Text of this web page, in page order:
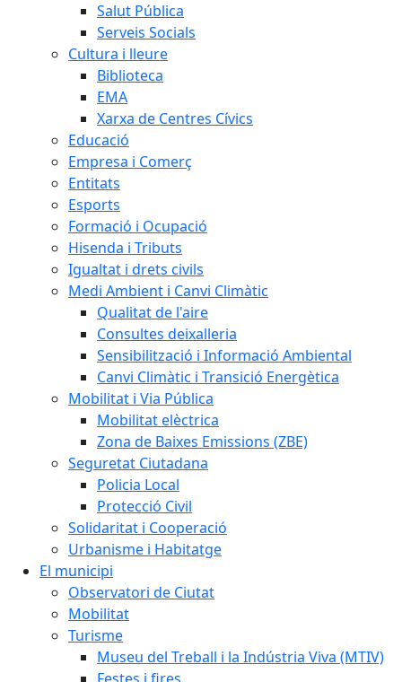
Salut Pública
Serveis Socials
Cultura i lleure
Biblioteca
EMA
Xarxa de Centres Cívics
Educació
Empresa i Comerç
Entitats
Esports
Formació i Ocupació
Hisenda i Tributs
Igualtat i drets civils
Medi Ambient i Canvi Climàtic
Qualitat de l'aire
Consultes deixalleria
Sensibilització i Informació Ambiental
Canvi Climàtic i Transició Energètica
Mobilitat i Via Pública
Mobilitat elèctrica
Zona de Baixes Emissions (ZBE)
Seguretat Ciutadana
Policia Local
Protecció Civil
Solidaritat i Cooperació
Urbanisme i Habitatge
El municipi
Observatori de Ciutat
Mobilitat
Turisme
Museu del Treball i la Indústria Viva (MTIV)